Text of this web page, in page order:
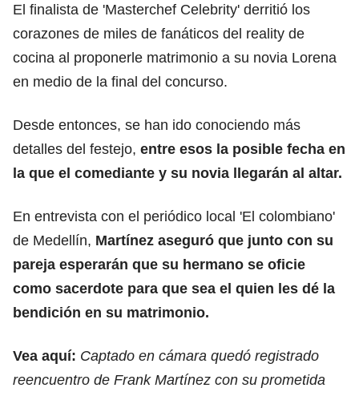
El finalista de 'Masterchef Celebrity' derritió los
corazones de miles de fanáticos del reality de
cocina al proponerle matrimonio a su novia Lorena
en medio de la final del concurso.
Desde entonces, se han ido conociendo más
detalles del festejo, entre esos la posible fecha en
la que el comediante y su novia llegarán al altar.
En entrevista con el periódico local 'El colombiano'
de Medellín, Martínez aseguró que junto con su
pareja esperarán que su hermano se oficie
como sacerdote para que sea el quien les dé la
bendición en su matrimonio.
Vea aquí: Captado en cámara quedó registrado
reencuentro de Frank Martínez con su prometida